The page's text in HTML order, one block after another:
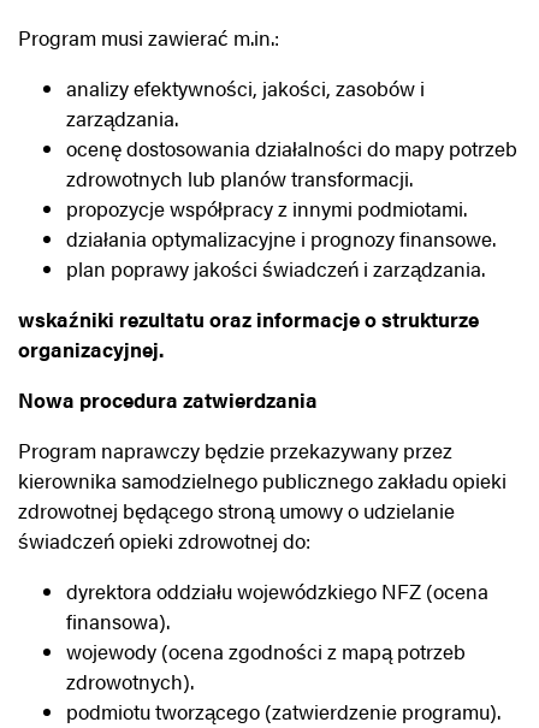
Program musi zawierać m.in.:
analizy efektywności, jakości, zasobów i
zarządzania.
ocenę dostosowania działalności do mapy potrzeb
zdrowotnych lub planów transformacji.
propozycje współpracy z innymi podmiotami.
działania optymalizacyjne i prognozy finansowe.
plan poprawy jakości świadczeń i zarządzania.
wskaźniki rezultatu oraz informacje o strukturze
organizacyjnej.
Nowa procedura zatwierdzania
Program naprawczy będzie przekazywany przez
kierownika samodzielnego publicznego zakładu opieki
zdrowotnej będącego stroną umowy o udzielanie
świadczeń opieki zdrowotnej do:
dyrektora oddziału wojewódzkiego NFZ (ocena
finansowa).
wojewody (ocena zgodności z mapą potrzeb
zdrowotnych).
podmiotu tworzącego (zatwierdzenie programu).